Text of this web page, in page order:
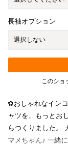
長袖オプション
このショ
✿おしゃれなイン
ャツを、もっとお
らつくりました。
マメちゃん♪ 一緒